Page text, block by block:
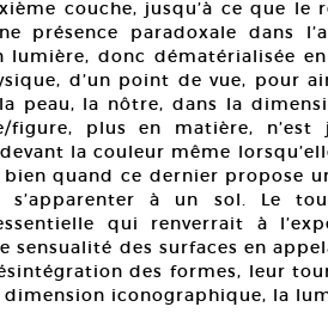
couche, jusqu’à ce que le
présence paradoxale dans
donc dématérialisée
d’un point de vue, pour
peau, la nôtre, dans la
plus en matière, n’est
la couleur même
quand ce dernier propose
s’apparenter à un sol. Le
qui renverrait à
sensualité des surfaces en
des formes, leur
iconographique, la